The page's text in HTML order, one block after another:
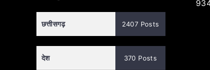
छत्तीसगढ़ 2407 Posts
देश 370 Posts